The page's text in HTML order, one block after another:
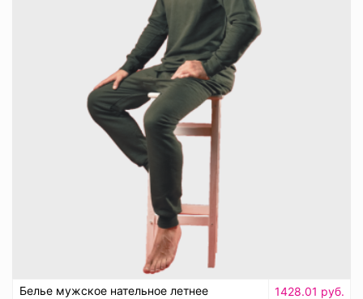
Белье мужское нательное летнее
1428.01 руб.